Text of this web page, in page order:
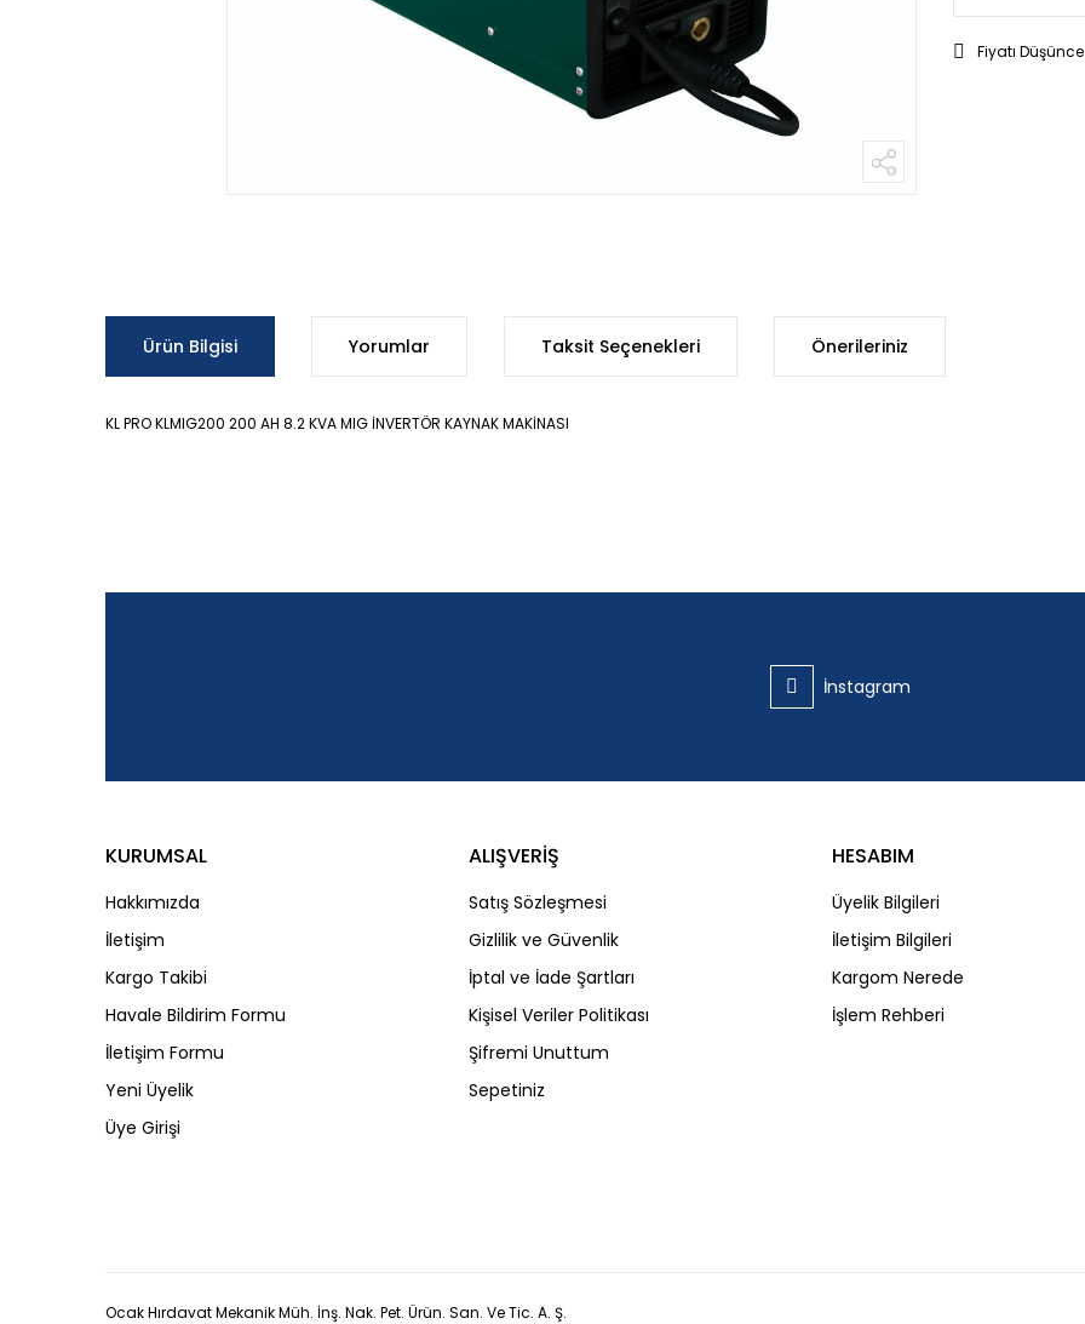
Fiyatı
Ürün Bilgisi Yorumlar Taksit Seçenekleri Önerileriniz
KL PRO KLMIG200 200 AH 8.2 KVA MIG İNVERTÖR KAYNAK MAKİNASI
Gönder
İnstagram
KURUMSAL
Hakkımızda
İletişim
Kargo Takibi
Havale Bildirim Formu
İletişim Formu
Yeni Üyelik
Üye Girişi
ALIŞVERİŞ
Satış Sözleşmesi
Gizlilik ve Güvenlik
İptal ve İade Şartları
Kişisel Veriler Politikası
Şifremi Unuttum
Sepetiniz
HESABIM
Üyelik Bilgileri
İletişim Bilgileri
Kargom Nerede
İşlem Rehberi
Ocak Hırdavat Mekanik Müh. İnş. Nak. Pet. Ürün. San. Ve Tic. A. Ş.